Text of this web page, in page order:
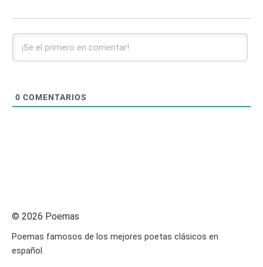
0 COMENTARIOS
© 2026 Poemas
Poemas famosos de los mejores poetas clásicos en
español.